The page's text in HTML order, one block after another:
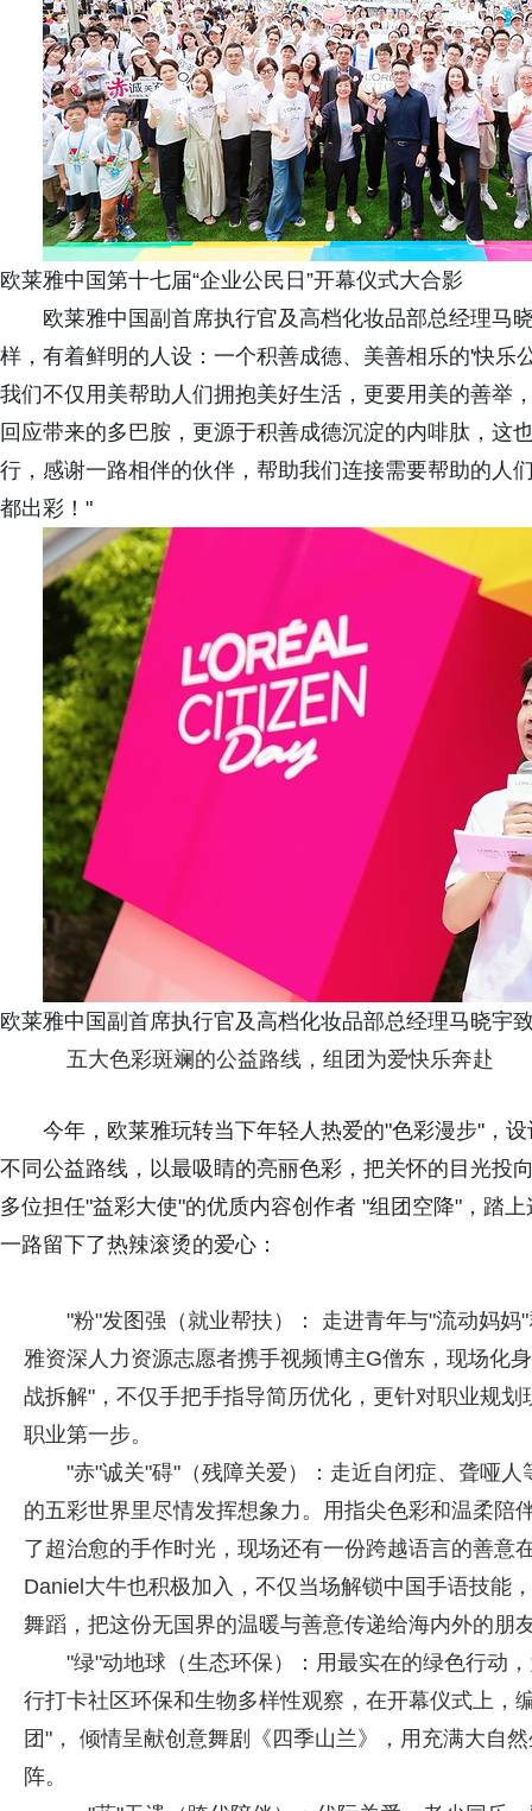
欧莱雅中国第十七届“企业公民日”开幕仪式大合影
欧莱雅中国副首席执行官及高档化妆品部总经理马
样，有着鲜明的人设：一个积善成德、美善相乐的'快乐
我们不仅用美帮助人们拥抱美好生活，更要用美的善举
回应带来的多巴胺，更源于积善成德沉淀的内啡肽，这
行，感谢一路相伴的伙伴，帮助我们连接需要帮助的人
都出彩！"
欧莱雅中国副首席执行官及高档化妆品部总经理马晓宇
五大色彩斑斓的公益路线，组团为爱快乐奔赴
今年，欧莱雅玩转当下年轻人热爱的"色彩漫步"，
不同公益路线，以最吸睛的亮丽色彩，把关怀的目光投
多位担任"益彩大使"的优质内容创作者 "组团空降"，踏
一路留下了热辣滚烫的爱心：
"粉"发图强（就业帮扶）： 走进青年与"流动妈
雅资深人力资源志愿者携手视频博主G僧东，现场化
战拆解"，不仅手把手指导简历优化，更针对职业规
职业第一步。
"赤"诚关"碍"（残障关爱）：走近自闭症、聋哑
的五彩世界里尽情发挥想象力。用指尖色彩和温柔陪
了超治愈的手作时光，现场还有一份跨越语言的善意
Daniel大牛也积极加入，不仅当场解锁中国手语技能
舞蹈，把这份无国界的温暖与善意传递给海内外的朋
"绿"动地球（生态环保）：用最实在的绿色行动
行打卡社区环保和生物多样性观察，在开幕仪式上，
团"， 倾情呈献创意舞剧《四季山兰》，用充满大自
阵。